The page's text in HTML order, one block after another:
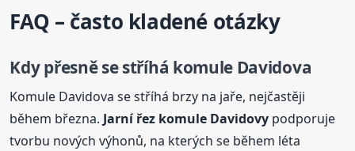
FAQ – často kladené otázky
Kdy přesně se stříhá komule Davidova
Komule Davidova se stříhá brzy na jaře, nejčastěji
během března. Jarní řez komule Davidovy podporuje
tvorbu nových výhonů, na kterých se během léta